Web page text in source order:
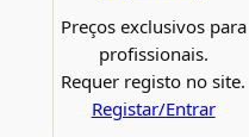
Preços exclusivos para
profissionais.
Requer registo no site.
Registar/Entrar